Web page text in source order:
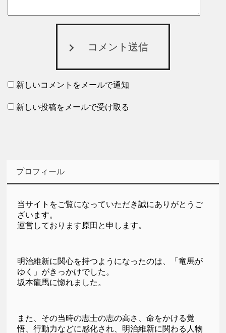
コメント送信
新しいコメントをメールで通知
新しい投稿をメールで受け取る
プロフィール
当サイトをご覧になっていただき誠にありがとうご
ざいます。
運営しております原田と申します。
明治維新に関心を持つようになったのは、「竜馬が
ゆく」がきっかけでした。
坂本龍馬に惚れました。
また、その当時の志士の志の高さ、命をかける覚
悟、行動力などに感化され、明治維新に関わる人物